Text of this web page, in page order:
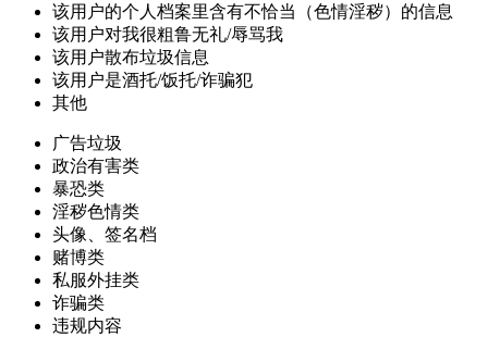
该用户的个人档案里含有不恰当（色情淫秽）的信息
该用户对我很粗鲁无礼/辱骂我
该用户散布垃圾信息
该用户是酒托/饭托/诈骗犯
其他
广告垃圾
政治有害类
暴恐类
淫秽色情类
头像、签名档
赌博类
私服外挂类
诈骗类
违规内容